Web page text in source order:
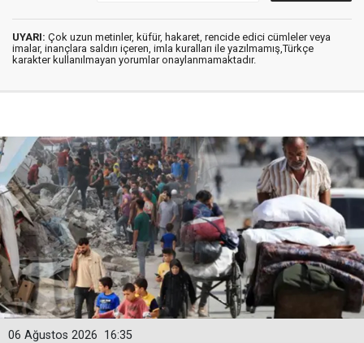
UYARI: Çok uzun metinler, küfür, hakaret, rencide edici cümleler veya
imalar, inançlara saldırı içeren, imla kuralları ile yazılmamış,Türkçe
karakter kullanılmayan yorumlar onaylanmamaktadır.
16:35
06 Ağustos 2026